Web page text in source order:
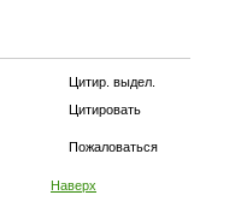
Цитир. выдел.
Цитировать
Пожаловаться
Наверх